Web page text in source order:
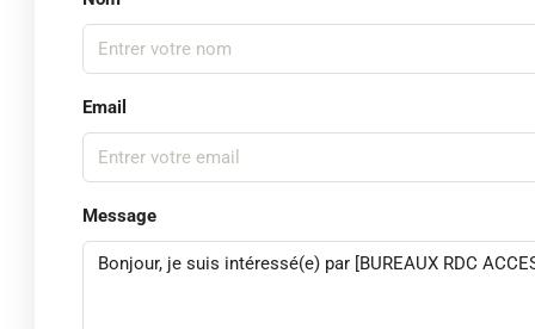
Email
Message